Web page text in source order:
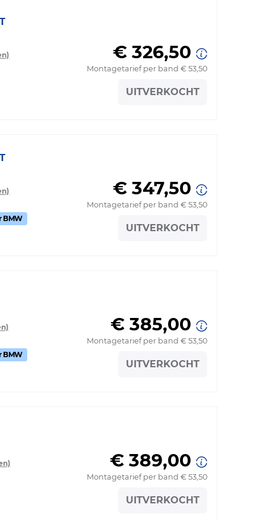
€ 326,50
Montagetarief per band € 53,50
UITVERKOCHT
BMW
€ 347,50
Montagetarief per band € 53,50
UITVERKOCHT
BMW
€ 385,00
Montagetarief per band € 53,50
UITVERKOCHT
€ 389,00
Montagetarief per band € 53,50
UITVERKOCHT